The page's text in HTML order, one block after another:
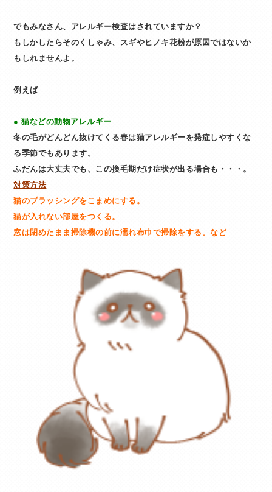
でもみなさん、アレルギー検査はされていますか？
もしかしたらそのくしゃみ、スギやヒノキ花粉が原因ではないか
もしれませんよ。
例えば
● 猫などの動物アレルギー
冬の毛がどんどん抜けてくる春は猫アレルギーを発症しやすくな
る季節でもあります。
ふだんは大丈夫でも、この換毛期だけ症状が出る場合も・・・。
対策方法
猫のブラッシングをこまめにする。
猫が入れない部屋をつくる。
窓は閉めたまま掃除機の前に濡れ布巾で掃 除をする。など